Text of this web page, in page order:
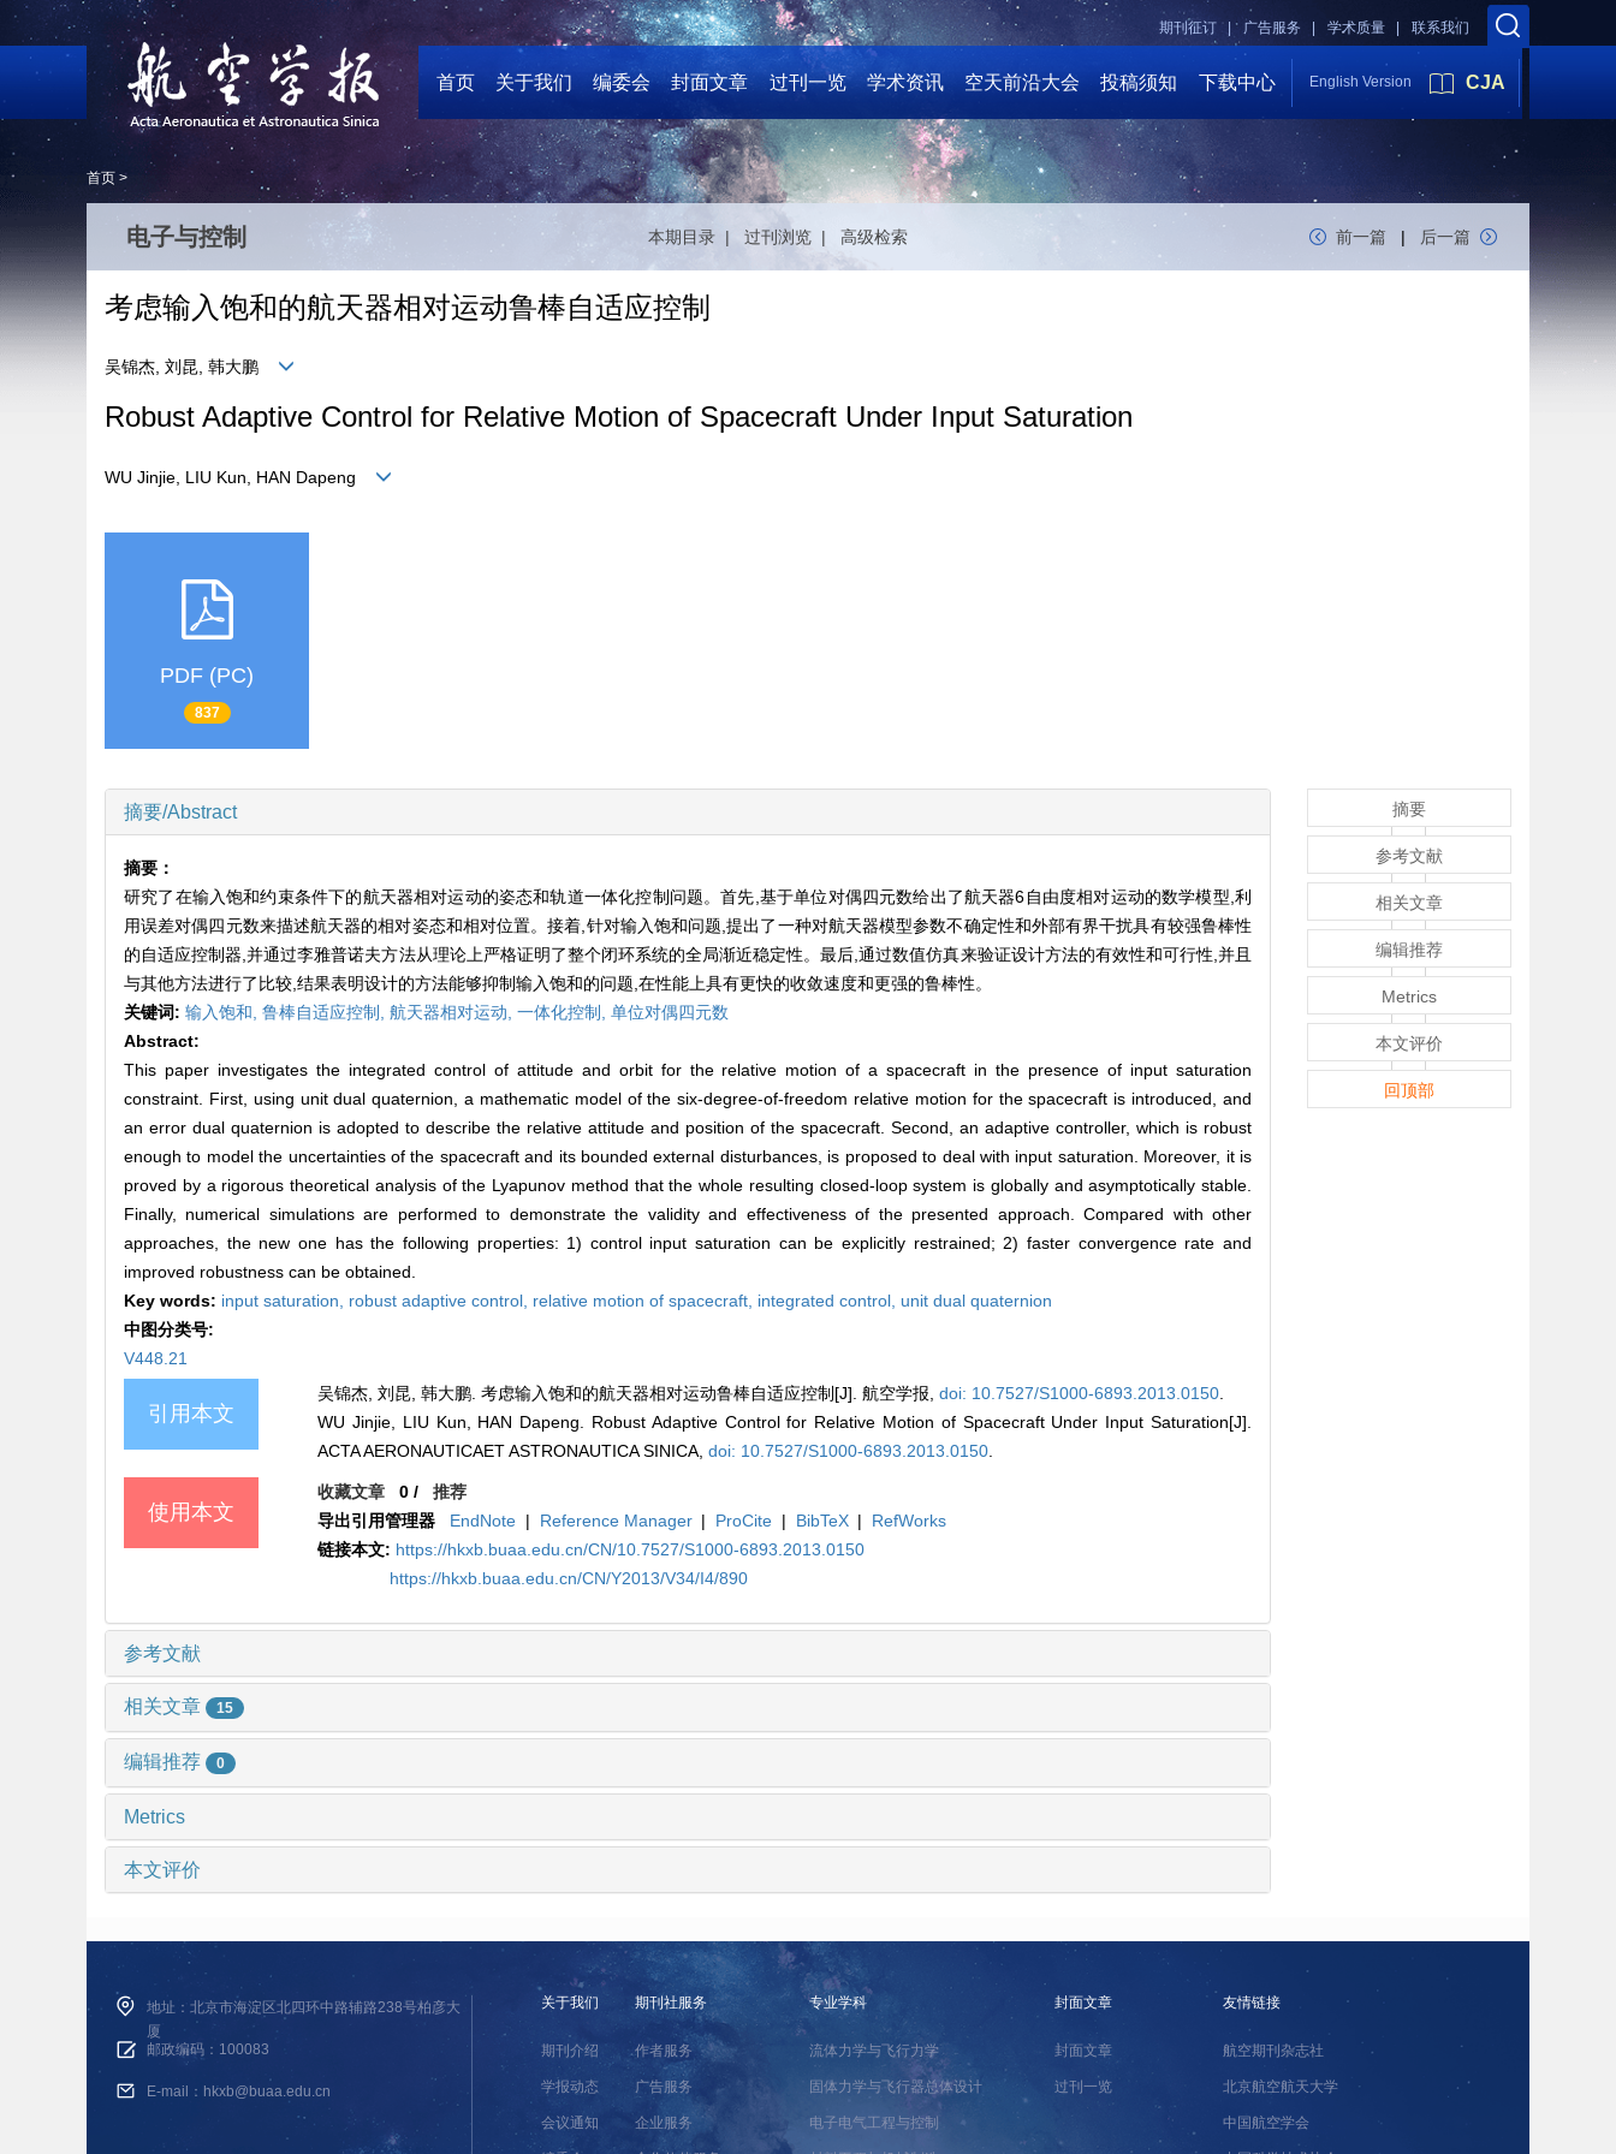
联系我们
学术质量 |
广告服务 |
期刊征订 |
首页 关于我们 编委会 封面文章 过刊一览 学术资讯 空天前沿大会 投稿须知 下载中心 English Version CJA
首页 >
电子与控制 本期目录 | 过刊浏览 | 高级检索 前一篇 | 后一篇
考虑输入饱和的航天器相对运动鲁棒自适应控制
吴锦杰, 刘昆, 韩大鹏
Robust Adaptive Control for Relative Motion of Spacecraft Under Input Saturation
WU Jinjie, LIU Kun, HAN Dapeng
PDF (PC)
837
摘要/Abstract
摘要：
研究了在输入饱和约束条件下的航天器相对运动的姿态和轨道一体化控制问题。首先,基于单位对偶四元数给出了航天器6自由度相对运动的数学模型,利
用误差对偶四元数来描述航天器的相对姿态和相对位置。接着,针对输入饱和问题,提出了一种对航天器模型参数不确定性和外部有界干扰具有较强鲁棒性
的自适应控制器,并通过李雅普诺夫方法从理论上严格证明了整个闭环系统的全局渐近稳定性。最后,通过数值仿真来验证设计方法的有效性和可行性,并且
与其他方法进行了比较,结果表明设计的方法能够抑制输入饱和的问题,在性能上具有更快的收敛速度和更强的鲁棒性。
关键词: 输入饱和, 鲁棒自适应控制, 航天器相对运动, 一体化控制, 单位对偶四元数
Abstract:
This paper investigates the integrated control of attitude and orbit for the relative motion of a spacecraft in the presence of input saturation
constraint. First, using unit dual quaternion, a mathematic model of the six-degree-of-freedom relative motion for the spacecraft is introduced, and
an error dual quaternion is adopted to describe the relative attitude and position of the spacecraft. Second, an adaptive controller, which is robust
enough to model the uncertainties of the spacecraft and its bounded external disturbances, is proposed to deal with input saturation. Moreover, it is
proved by a rigorous theoretical analysis of the Lyapunov method that the whole resulting closed-loop system is globally and asymptotically stable.
Finally, numerical simulations are performed to demonstrate the validity and effectiveness of the presented approach. Compared with other
approaches, the new one has the following properties: 1) control input saturation can be explicitly restrained; 2) faster convergence rate and
improved robustness can be obtained.
Key words: input saturation, robust adaptive control, relative motion of spacecraft, integrated control, unit dual quaternion
中图分类号:
V448.21
引用本文
吴锦杰, 刘昆, 韩大鹏. 考虑输入饱和的航天器相对运动鲁棒自适应控制[J]. 航空学报,doi: 10.7527/S1000-6893.2013.0150.
WU Jinjie, LIU Kun, HAN Dapeng. Robust Adaptive Control for Relative Motion of Spacecraft Under Input Saturation[J].
ACTA AERONAUTICAET ASTRONAUTICA SINICA,doi: 10.7527/S1000-6893.2013.0150.
使用本文
收藏文章 0 /推荐
导出引用管理器
EndNote | Reference Manager | ProCite | BibTeX |
RefWorks
链接本文: https://hkxb.buaa.edu.cn/CN/10.7527/S1000-6893.2013.0150
https://hkxb.buaa.edu.cn/CN/Y2013/V34/I4/890
参考文献
相关文章 15
编辑推荐 0
Metrics
本文评价
摘要
参考文献
相关文章
编辑推荐
Metrics
本文评价
回顶部
地址：北京市海淀区北四环中路辅路238号柏彦大
厦
邮政编码：100083
E-mail：hkxb@buaa.edu.cn
关于我们
期刊介绍
学报动态
会议通知
期刊社服务
作者服务
广告服务
企业服务
专业学科
流体力学与飞行力学
固体力学与飞行器总体设计
电子电气工程与控制
封面文章
封面文章
过刊一览
友情链接
航空期刊杂志社
北京航空航天大学
中国航空学会